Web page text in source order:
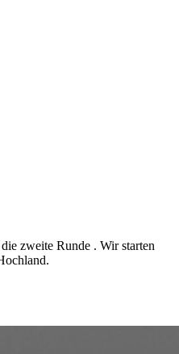
zweite Runde . Wir starten